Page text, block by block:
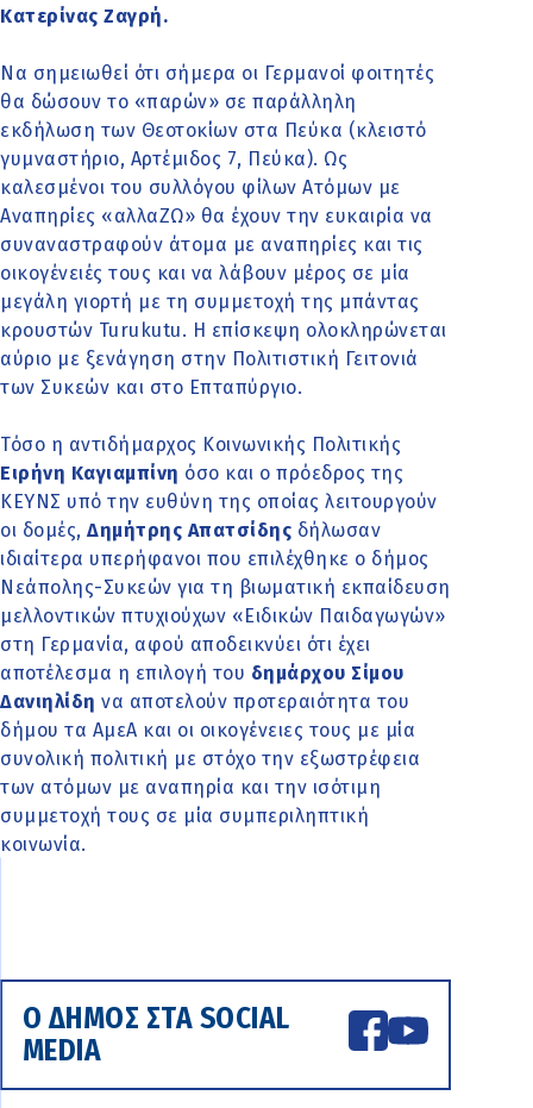
Κατερίνας Ζαγρή.
Να σημειωθεί ότι σήμερα οι Γερμανοί φοιτητές
θα δώσουν το «παρών» σε παράλληλη
εκδήλωση των Θεοτοκίων στα Πεύκα (κλειστό
γυμναστήριο, Αρτέμιδος 7, Πεύκα). Ως
καλεσμένοι του συλλόγου φίλων Ατόμων με
Αναπηρίες «αλλαΖΩ» θα έχουν την ευκαιρία να
συναναστραφούν άτομα με αναπηρίες και τις
οικογένειές τους και να λάβουν μέρος σε μία
μεγάλη γιορτή με τη συμμετοχή της μπάντας
κρουστών Turukutu. Η επίσκεψη ολοκληρώνεται
αύριο με ξενάγηση στην Πολιτιστική Γειτονιά
των Συκεών και στο Επταπύργιο.
Τόσο η αντιδήμαρχος Κοινωνικής Πολιτικής
Ειρήνη Καγιαμπίνη όσο και ο πρόεδρος της
ΚΕΥΝΣ υπό την ευθύνη της οποίας λειτουργούν
οι δομές, Δημήτρης Απατσίδης δήλωσαν
ιδιαίτερα υπερήφανοι που επιλέχθηκε ο δήμος
Νεάπολης-Συκεών για τη βιωματική εκπαίδευση
μελλοντικών πτυχιούχων «Ειδικών Παιδαγωγών»
στη Γερμανία, αφού αποδεικνύει ότι έχει
αποτέλεσμα η επιλογή του δημάρχου Σίμου
Δανιηλίδη να αποτελούν προτεραιότητα του
δήμου τα ΑμεΑ και οι οικογένειες τους με μία
συνολική πολιτική με στόχο την εξωστρέφεια
των ατόμων με αναπηρία και την ισότιμη
συμμετοχή τους σε μία συμπεριληπτική
κοινωνία.
Ο ΔΗΜΟΣ ΣΤΑ SOCIAL
MEDIA